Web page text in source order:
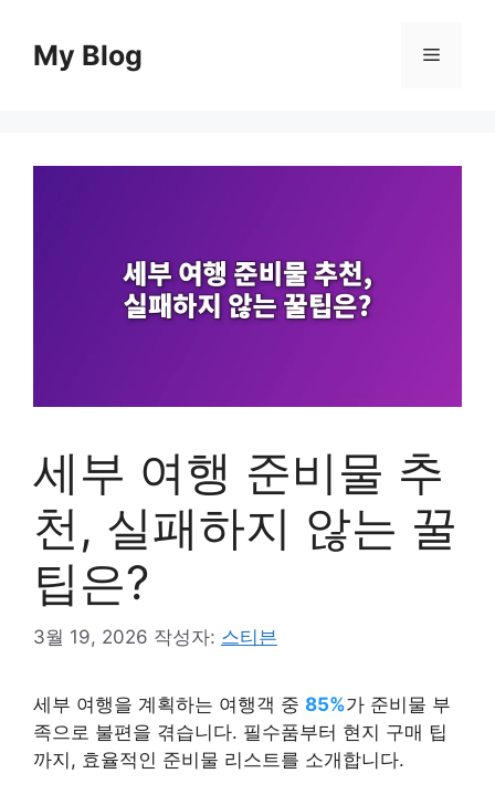
My Blog 메
세부 여행 준비물 추
천, 실패하지 않는 꿀
팁은?
3월 19, 2026 작성자: 스티븐
세부 여행을 계획하는 여행객 중 85%가 준비물 부
족으로 불편을 겪습니다. 필수품부터 현지 구매 팁
까지, 효율적인 준비물 리스트를 소개합니다.